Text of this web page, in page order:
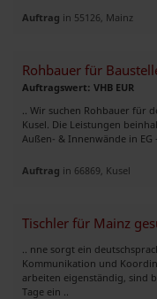
Auftrag in 55126, Mainz
Rohbauer für
Auftragswert: VHB EUR
.. Wir suchen Rohbauer für
Kusel. Die Leistungen
Außen- & Innenwände in EG
Auftrag in 66869, Kusel
Tischler für Mainz
.. nne sorgt ein
Kommunikation und
arbeiten eigenständig, sind
Tage ein ..